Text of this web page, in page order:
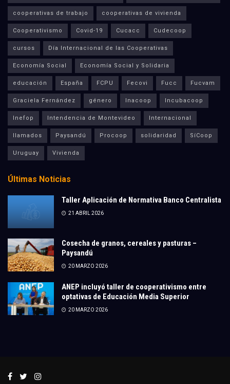
cooperativas de trabajo cooperativas de vivienda
Cooperativismo Covid-19 Cucacc Cudecoop
cursos Día Internacional de las Cooperativas
Economía Social Economía Social y Solidaria
educación España FCPU Fecovi Fucc Fucvam
Graciela Fernández género Inacoop Incubacoop
Inefop Intendencia de Montevideo Internacional
llamados Paysandú Procoop solidaridad SíCoop
Uruguay Vivienda
Últimas Noticias
Taller Aplicación de Normativa Banco Centralista
21 ABRIL 2026
Cosecha de granos, cereales y pasturas –
Paysandú
20 MARZO 2026
ANEP incluyó taller de cooperativismo entre
optativas de Educación Media Superior
20 MARZO 2026